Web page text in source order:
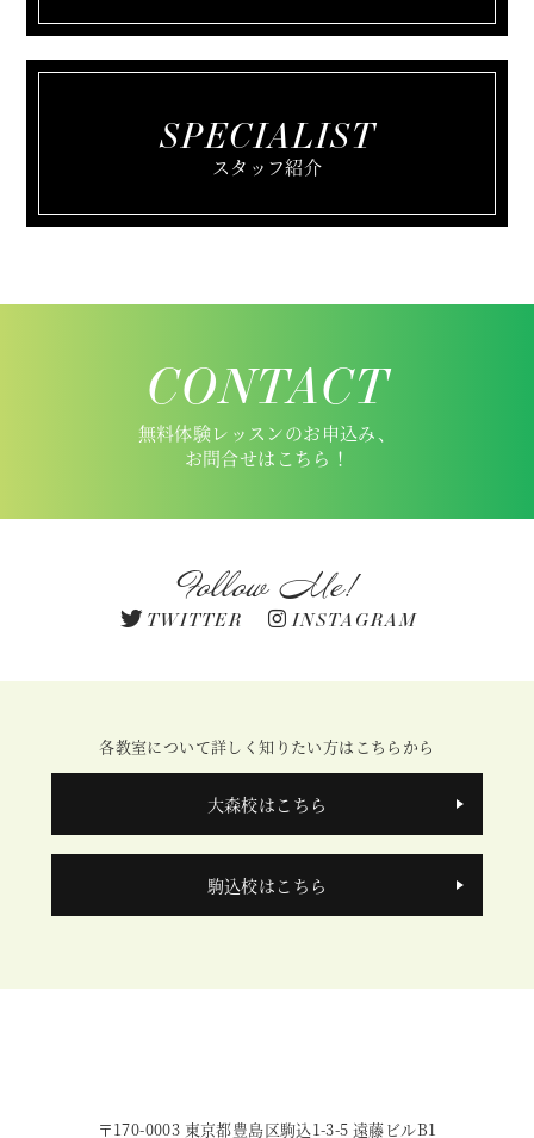
SPECIALIST
スタッフ紹介
CONTACT
無料体験レッスンのお申込み、
お問合せはこちら！
Follow Me!
TWITTER INSTAGRAM
各教室について詳しく知りたい方はこちらから
大森校はこちら
駒込校はこちら
〒170-0003 東京都豊島区駒込1-3-5 遠藤ビルB1